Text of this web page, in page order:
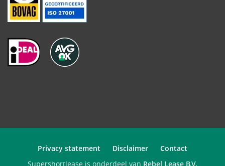
Privacy statement Disclaimer
Contact
Supershortlease is onderdeel van Rebel Lease B.V.